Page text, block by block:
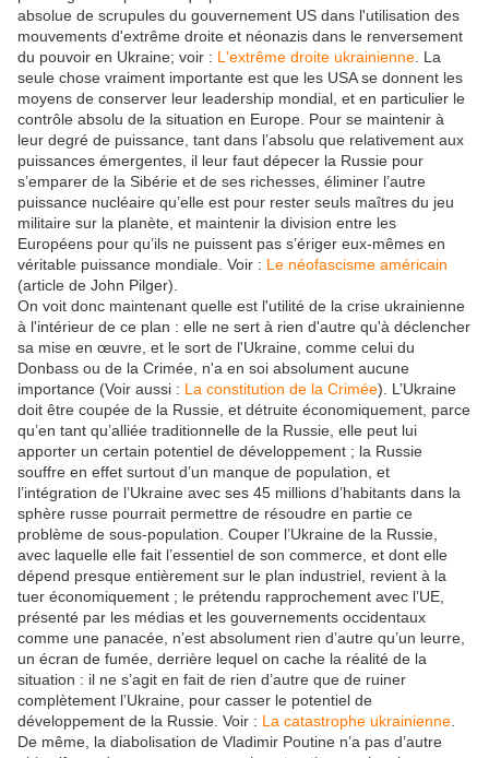
absolue de scrupules du gouvernement US dans l'utilisation des
mouvements d'extrême droite et néonazis dans le renversement
du pouvoir en Ukraine; voir : L'extrême droite ukrainienne . La
seule chose vraiment importante est que les USA se donnent les
moyens de conserver leur leadership mondial, et en particulier le
contrôle absolu de la situation en Europe. Pour se maintenir à
leur degré de puissance, tant dans l’absolu que relativement aux
puissances émergentes, il leur faut dépecer la Russie pour
s’emparer de la Sibérie et de ses richesses, éliminer l’autre
puissance nucléaire qu’elle est pour rester seuls maîtres du jeu
militaire sur la planète, et maintenir la division entre les
Européens pour qu’ils ne puissent pas s’ériger eux-mêmes en
véritable puissance mondiale. Voir : Le néofascisme américain
(article de John Pilger).
On voit donc maintenant quelle est l'utilité de la crise ukrainienne
à l'intérieur de ce plan : elle ne sert à rien d'autre qu'à déclencher
sa mise en œuvre, et le sort de l'Ukraine, comme celui du
Donbass ou de la Crimée, n'a en soi absolument aucune
importance (Voir aussi : La constitution de la Crimée). L’Ukraine
doit être coupée de la Russie, et détruite économiquement, parce
qu’en tant qu’alliée traditionnelle de la Russie, elle peut lui
apporter un certain potentiel de développement ; la Russie
souffre en effet surtout d’un manque de population, et
l’intégration de l’Ukraine avec ses 45 millions d’habitants dans la
sphère russe pourrait permettre de résoudre en partie ce
problème de sous-population. Couper l’Ukraine de la Russie,
avec laquelle elle fait l’essentiel de son commerce, et dont elle
dépend presque entièrement sur le plan industriel, revient à la
tuer économiquement ; le prétendu rapprochement avec l’UE,
présenté par les médias et les gouvernements occidentaux
comme une panacée, n’est absolument rien d’autre qu’un leurre,
un écran de fumée, derrière lequel on cache la réalité de la
situation : il ne s’agit en fait de rien d’autre que de ruiner
complètement l’Ukraine, pour casser le potentiel de
développement de la Russie. Voir : La catastrophe ukrainienne
De même, la diabolisation de Vladimir Poutine n’a pas d’autre